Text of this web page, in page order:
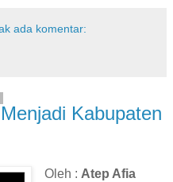
ada komentar:
Kabupaten
Oleh : Atep Afia